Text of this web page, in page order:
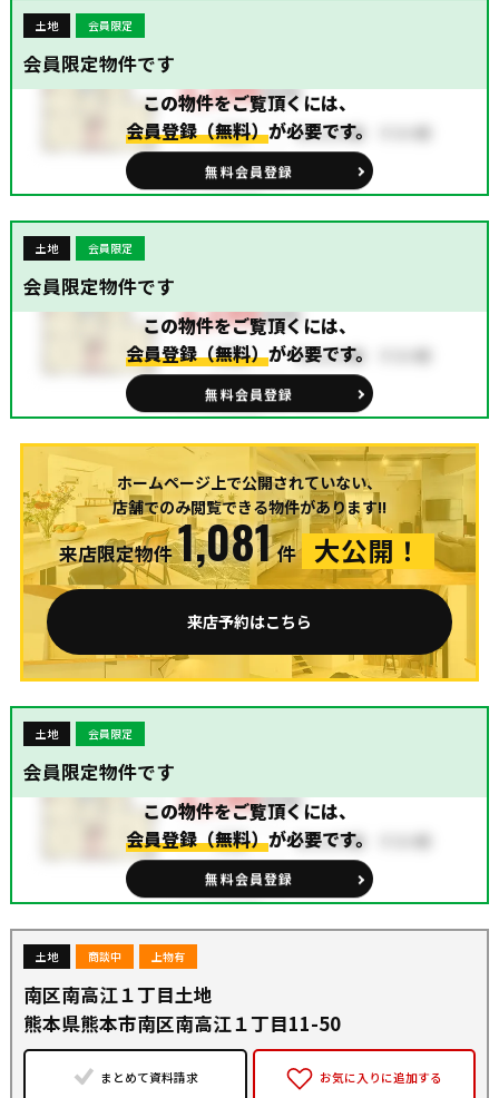
土地 会員限定
会員限定物件です
この物件をご覧頂くには、
会員登録（無料）が必要です。
無料会員登録
土地 会員限定
会員限定物件です
この物件をご覧頂くには、
会員登録（無料）が必要です。
無料会員登録
ホームページ上で公開されていない、
店舗でのみ閲覧できる物件があります!!
来店限定物件 1,081 件 大公開！
来店予約はこちら
土地 会員限定
会員限定物件です
この物件をご覧頂くには、
会員登録（無料）が必要です。
無料会員登録
土地 商談中 上物有
南区南高江１丁目土地
熊本県熊本市南区南高江１丁目11-50
まとめて資料請求 お気に入りに追加する